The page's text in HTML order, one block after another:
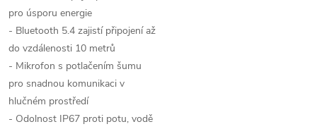
pro úsporu energie
- Bluetooth 5.4 zajistí připojení až
do vzdálenosti 10 metrů
- Mikrofon s potlačením šumu
pro snadnou komunikaci v
hlučném prostředí
- Odolnost IP67 proti potu, vodě